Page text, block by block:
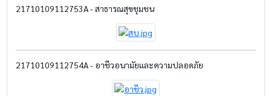
21710109112753A - สาธารณสุขชุมชน
21710109112754A - อาชีวอนามัยและความปลอดภัย